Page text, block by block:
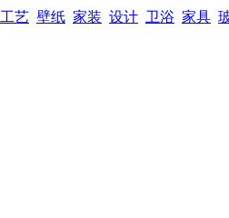
工艺 壁纸 家装 设计 卫浴 家具